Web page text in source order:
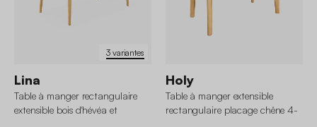
3 variantes
Lina
Table à manger rectangulaire
extensible bois d'hévéa et
Holy
Table à manger extensible
rectangulaire placage chêne 4-